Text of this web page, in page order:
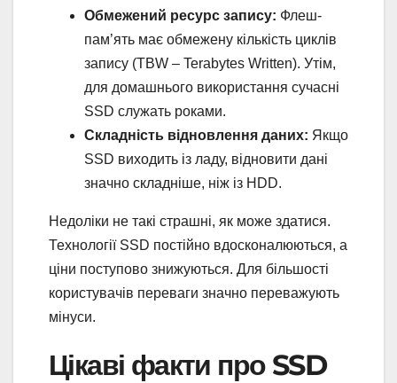
Обмежений ресурс запису: Флеш-
пам’ять має обмежену кількість циклів
запису (TBW – Terabytes Written). Утім,
для домашнього використання сучасні
SSD служать роками.
Складність відновлення даних: Якщо
SSD виходить із ладу, відновити дані
значно складніше, ніж із HDD.
Недоліки не такі страшні, як може здатися.
Технології SSD постійно вдосконалюються, а
ціни поступово знижуються. Для більшості
користувачів переваги значно переважують
мінуси.
Цікаві факти про SSD